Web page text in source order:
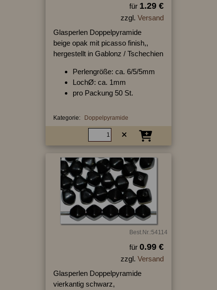
für 1.29 €
zzgl. Versand
Glasperlen Doppelpyramide
beige opak mit picasso finish,,
hergestellt in Gablonz / Tschechien
Perlengröße: ca. 6/5/5mm
LochØ: ca. 1mm
pro Packung 50 St.
Kategorie: Doppelpyramide
Best.Nr.:54114
für 0.99 €
zzgl. Versand
Glasperlen Doppelpyramide
vierkantig schwarz,